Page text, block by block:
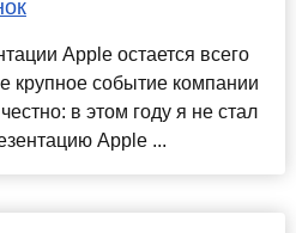
Apple остается всего
крупное событие компании
в этом году я не стал
Apple ...